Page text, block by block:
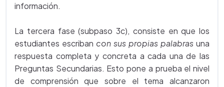
información.
La tercera fase (subpaso 3c), consiste en que los
estudiantes escriban con sus propias palabras una
respuesta completa y concreta a cada una de las
Preguntas Secundarias. Esto pone a prueba el nivel
de comprensión que sobre el tema alcanzaron